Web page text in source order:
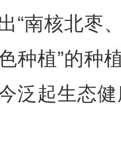
“南核北枣
种植”的种
泛起生态